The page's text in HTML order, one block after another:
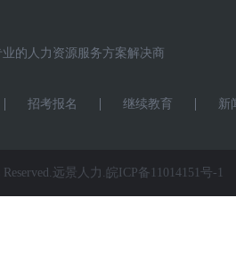
业的人力资源服务方案解决商
招考报名 继续教育 新
远景人力. 皖ICP备11014151号-1